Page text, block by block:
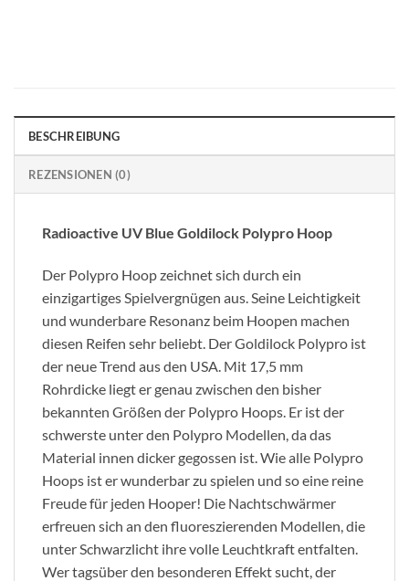
BESCHREIBUNG
REZENSIONEN (0)
Radioactive UV Blue Goldilock Polypro Hoop
Der Polypro Hoop zeichnet sich durch ein
einzigartiges Spielvergnügen aus. Seine Leichtigkeit
und wunderbare Resonanz beim Hoopen machen
diesen Reifen sehr beliebt. Der Goldilock Polypro ist
der neue Trend aus den USA. Mit 17,5 mm
Rohrdicke liegt er genau zwischen den bisher
bekannten Größen der Polypro Hoops. Er ist der
schwerste unter den Polypro Modellen, da das
Material innen dicker gegossen ist. Wie alle Polypro
Hoops ist er wunderbar zu spielen und so eine reine
Freude für jeden Hooper! Die Nachtschwärmer
erfreuen sich an den fluoreszierenden Modellen, die
unter Schwarzlicht ihre volle Leuchtkraft entfalten.
Wer tagsüber den besonderen Effekt sucht, der